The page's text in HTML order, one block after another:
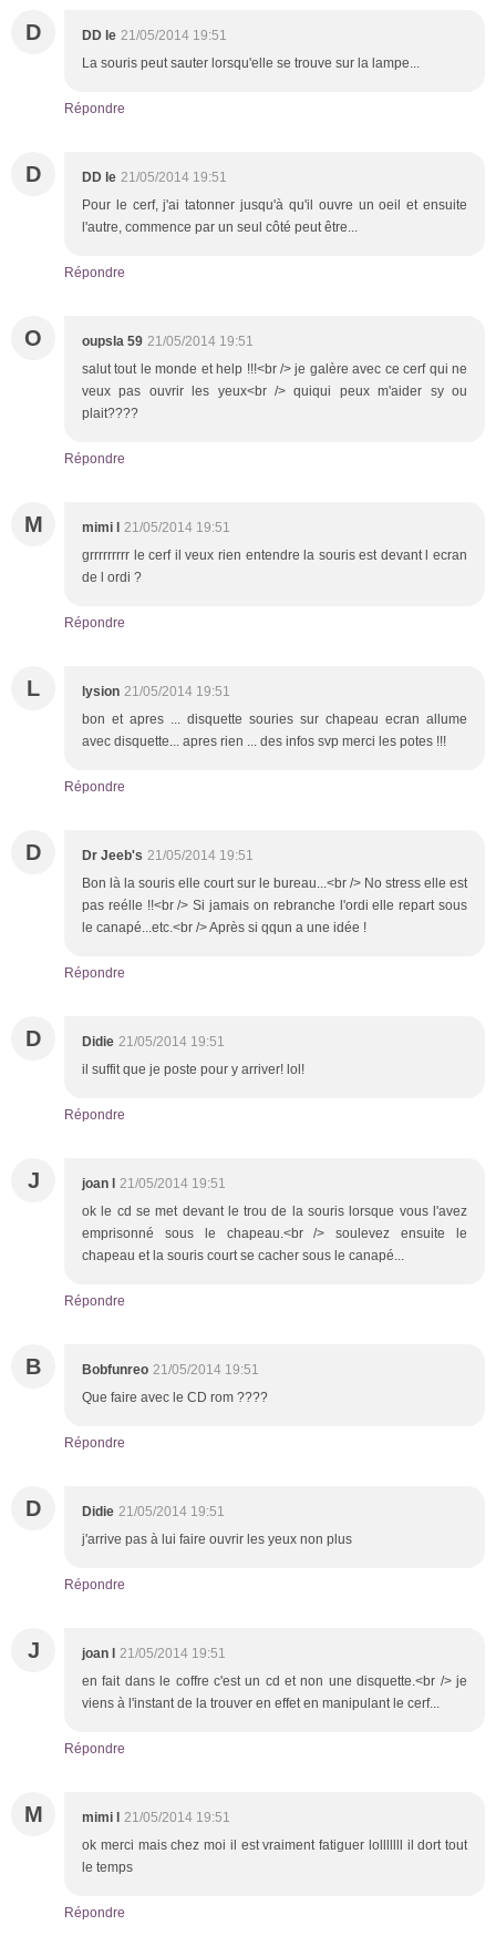
D DD le 21/05/2014 19:51
La souris peut sauter lorsqu'elle se trouve sur la lampe...
Répondre
D DD le 21/05/2014 19:51
Pour le cerf, j'ai tatonner jusqu'à qu'il ouvre un oeil et ensuite
l'autre, commence par un seul côté peut être...
Répondre
O oupsla 59 21/05/2014 19:51
salut tout le monde et help !!!<br /> je galère avec ce cerf qui ne
veux pas ouvrir les yeux<br /> quiqui peux m'aider sy ou
plait????
Répondre
M mimi l 21/05/2014 19:51
grrrrrrrrr le cerf il veux rien entendre la souris est devant l ecran
de l ordi ?
Répondre
L lysion 21/05/2014 19:51
bon et apres ... disquette souries sur chapeau ecran allume
avec disquette... apres rien ... des infos svp merci les potes !!!
Répondre
D Dr Jeeb's 21/05/2014 19:51
Bon là la souris elle court sur le bureau...<br /> No stress elle est
pas reélle !!<br /> Si jamais on rebranche l'ordi elle repart sous
le canapé...etc.<br /> Après si qqun a une idée !
Répondre
D Didie 21/05/2014 19:51
il suffit que je poste pour y arriver! lol!
Répondre
J joan l 21/05/2014 19:51
ok le cd se met devant le trou de la souris lorsque vous l'avez
emprisonné sous le chapeau.<br /> soulevez ensuite le
chapeau et la souris court se cacher sous le canapé...
Répondre
B Bobfunreo 21/05/2014 19:51
Que faire avec le CD rom ????
Répondre
D Didie 21/05/2014 19:51
j'arrive pas à lui faire ouvrir les yeux non plus
Répondre
J joan l 21/05/2014 19:51
en fait dans le coffre c'est un cd et non une disquette.<br /> je
viens à l'instant de la trouver en effet en manipulant le cerf...
Répondre
M mimi l 21/05/2014 19:51
ok merci mais chez moi il est vraiment fatiguer lolllllll il dort tout
le temps
Répondre